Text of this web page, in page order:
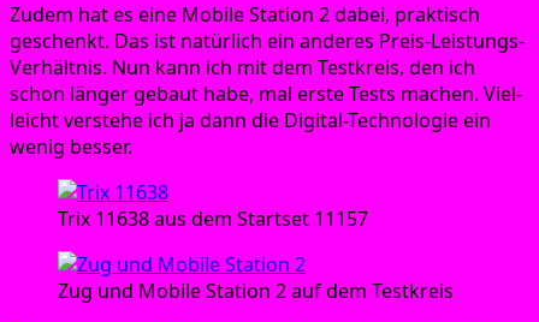
Zudem hat es eine Mobi­le Sta­ti­on 2 dabei, prak­tisch
geschenkt. Das ist natür­lich ein ande­res Preis-Leis­tungs-
Ver­hält­nis. Nun kann ich mit dem Test­kreis, den ich
schon län­ger gebaut habe, mal ers­te Tests machen. Viel­
leicht ver­ste­he ich ja dann die Digi­tal-Tech­no­lo­gie ein
wenig besser.
Trix 11638 aus dem Start­set 11157
Zug und Mobi­le Sta­ti­on 2 auf dem Testkreis